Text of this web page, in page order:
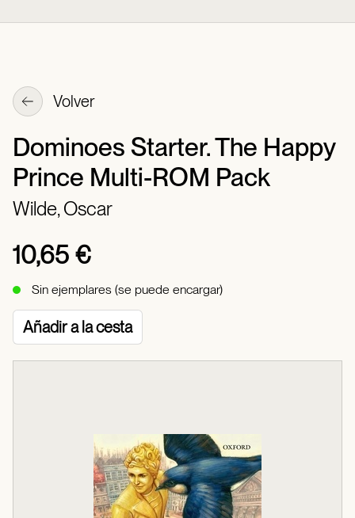
Volver
Dominoes Starter. The Happy
Prince Multi-ROM Pack
Wilde, Oscar
10,65 €
Sin ejemplares (se puede encargar)
Añadir a la cesta